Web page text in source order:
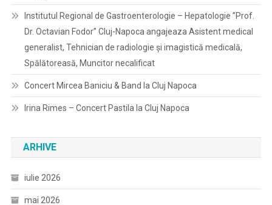
Institutul Regional de Gastroenterologie – Hepatologie ”Prof.
Dr. Octavian Fodor” Cluj-Napoca angajeaza Asistent medical
generalist, Tehnician de radiologie și imagistică medicală,
Spălătoreasă, Muncitor necalificat
Concert Mircea Baniciu & Band la Cluj Napoca
Irina Rimes – Concert Pastila la Cluj Napoca
ARHIVE
iulie 2026
mai 2026